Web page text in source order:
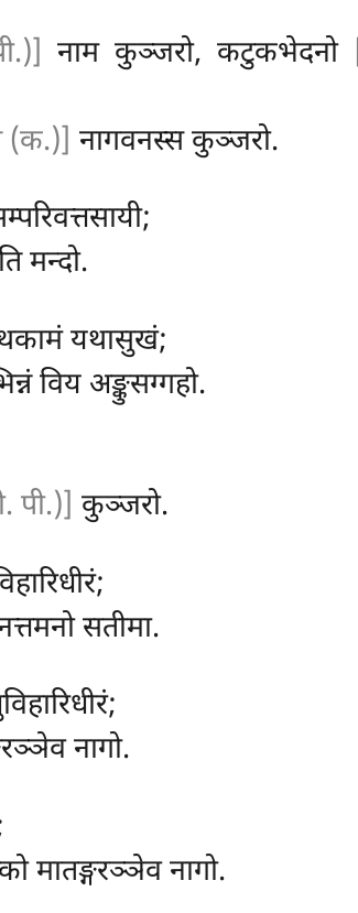
नाम कुञ्जरो, कटुकभेदनो
(क.)] नागवनस्स कुञ्जरो.
मन्दो.
यथासुखं;
विय अङ्कुसग्गहो.
पी.)] कुञ्जरो.
सतीमा.
नागो.
मातङ्गरञ्ञेव नागो.